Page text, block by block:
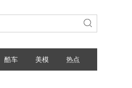
酷车 美模 热点